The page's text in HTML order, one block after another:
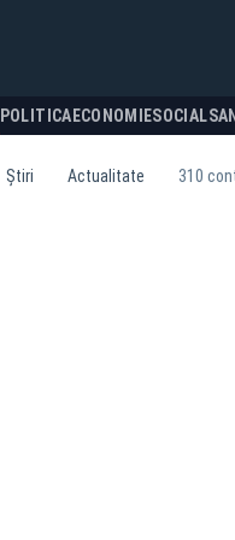
POLITICA ECONOMIESOCIAL
Știri Actualitate 310